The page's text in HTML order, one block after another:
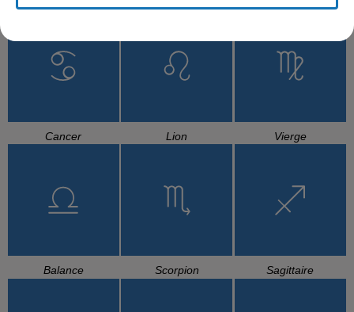
Cancer Lion Vierge
Balance Scorpion Sagittaire